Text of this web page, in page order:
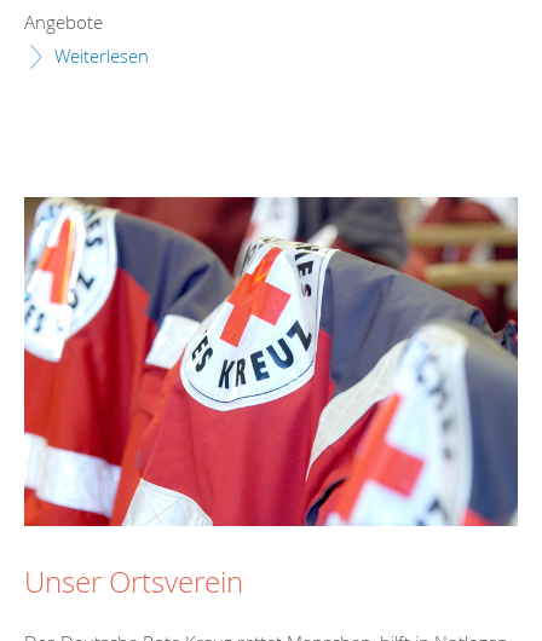
Angebote
Weiterlesen
Unser Ortsverein